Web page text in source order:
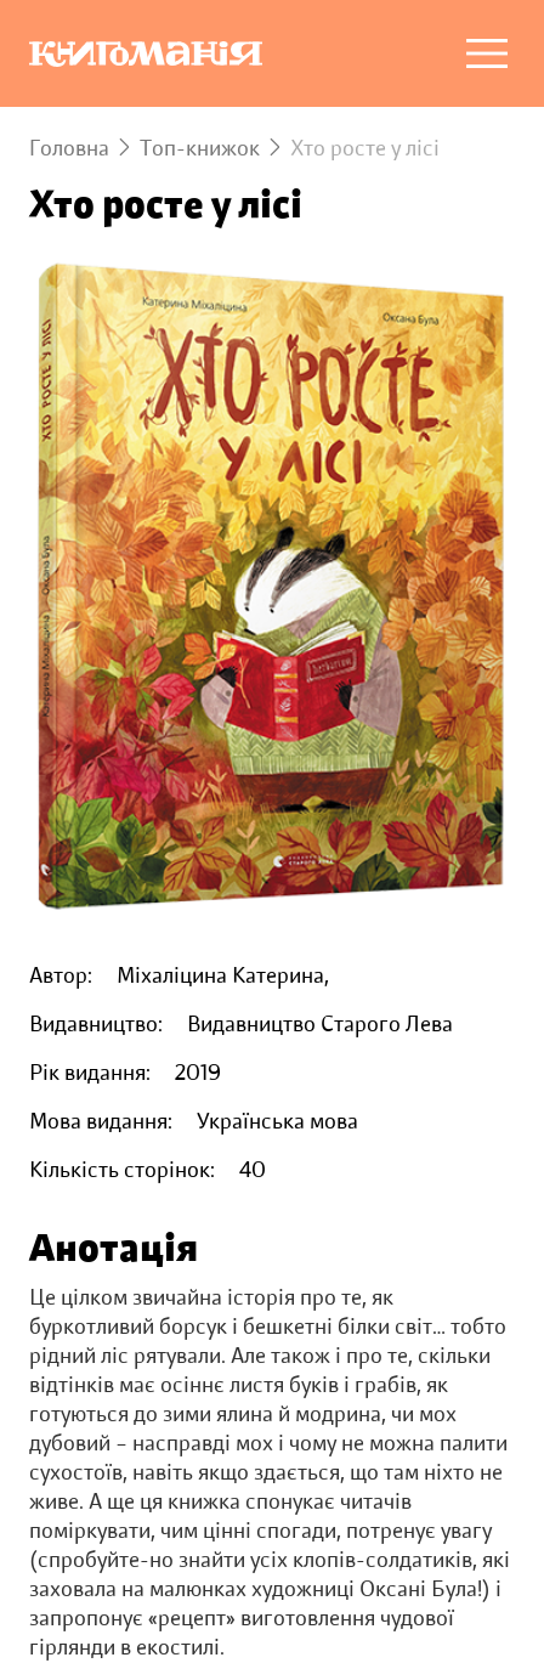
Головна Топ-книжок Хто росте у лісі
Хто росте у лісі
Автор:
Міхаліцина Катерина,
Видавництво:
Видавництво Старого Лева
Рік видання:
2019
Мова видання:
Українська мова
Кількість сторінок:
40
Анотація
Це цілком звичайна історія про те, як
буркотливий борсук і бешкетні білки світ… тобто
рідний ліс рятували. Але також і про те, скільки
відтінків має осіннє листя буків і грабів, як
готуються до зими ялина й модрина, чи мох
дубовий – насправді мох і чому не можна палити
сухостоїв, навіть якщо здається, що там ніхто не
живе. А ще ця книжка спонукає читачів
поміркувати, чим цінні спогади, потренує увагу
(спробуйте-но знайти усіх клопів-солдатиків, які
заховала на малюнках художниці Оксані Була!) і
запропонує «рецепт» виготовлення чудової
гірлянди в екостилі.